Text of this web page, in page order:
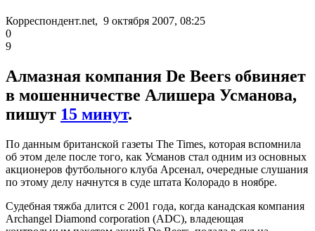
Корреспондент.net, 9 октября 2007, 08:25
0
9
Алмазная компания De Beers обвиняет
в мошенничестве Алишера Усманова,
пишут 15 минут.
По данным британской газеты The Times, которая вспомнила
об этом деле после того, как Усманов стал одним из основных
акционеров футбольного клуба Арсенал, очередные слушания
по этому делу начнутся в суде штата Колорадо в ноябре.
Судебная тяжба длится с 2001 года, когда канадская компания
Archangel Diamond corporation (ADC), владеющая